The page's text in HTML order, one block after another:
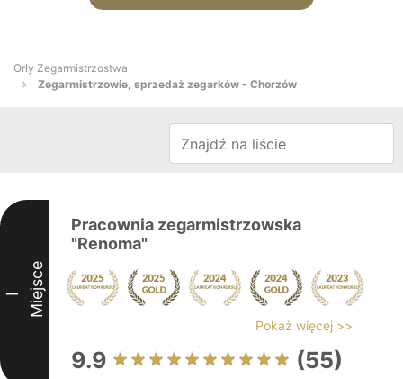
Orły Zegarmistrzostwa
Zegarmistrzowie, sprzedaż zegarków - Chorzów
I Miejsce
Pracownia zegarmistrzowska
"Renoma"
Pokaż więcej >>
9.9 (55)